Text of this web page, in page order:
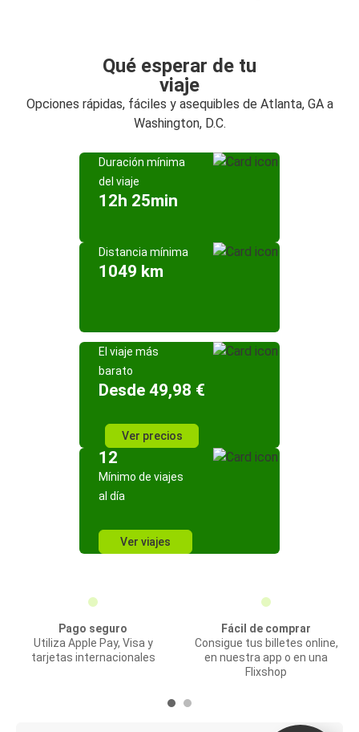
Qué esperar de tu
viaje
Opciones rápidas, fáciles y asequibles de Atlanta, GA a
Washington, D.C.
Duración mínima
del viaje
12h 25min
Distancia mínima
1049 km
El viaje más
barato
Desde 49,98 €
Ver precios
12
Mínimo de viajes
al día
Ver viajes
Pago seguro
Utiliza Apple Pay, Visa y
tarjetas internacionales
Fácil de comprar
Consigue tus billetes online,
en nuestra app o en una
Flixshop